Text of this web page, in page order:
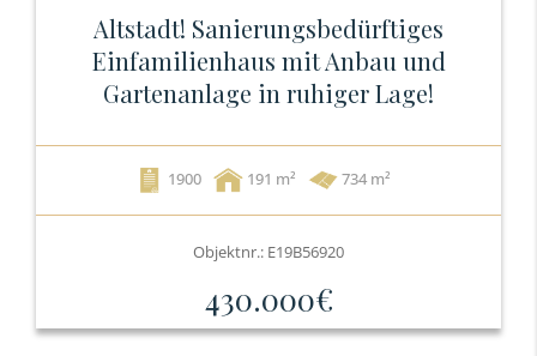
Altstadt! Sanierungsbedürftiges
Einfamilienhaus mit Anbau und
Gartenanlage in ruhiger Lage!
1900 191 734 m²
Objektnr.: E19B56920
430.000€